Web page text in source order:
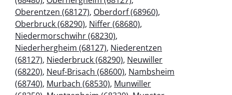
Oberentzen (68127), Oberdorf (68960),
Oberbruck (68290), Niffer (68680),
Niedermorschwihr (68230),
Niederhergheim (68127), Niederentzen
(68127), Niederbruck (68290), Neuwiller
(68220), Neuf-Brisach (68600), Nambsheim
(68740), Murbach (68530), Munwiller